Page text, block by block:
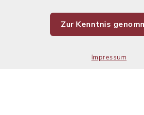
Zur Kenntnis
Impressum
Datenschutz
Impressum